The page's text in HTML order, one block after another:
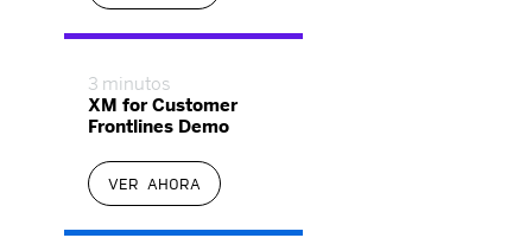
3 minutos
XM for Customer
Frontlines Demo
VER AHORA